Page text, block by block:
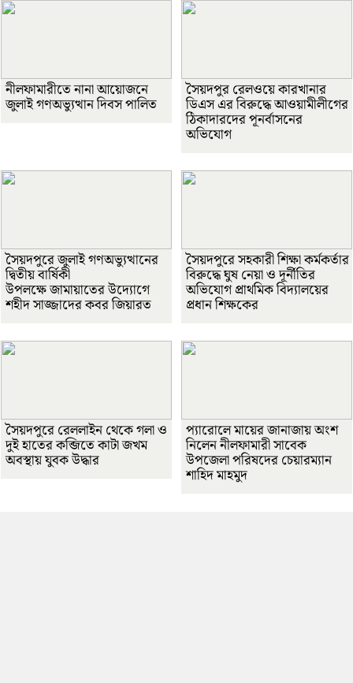
নীলফামারীতে নানা আয়োজনে
জুলাই গণঅভ্যুত্থান দিবস পালিত
সৈয়দপুর রেলওয়ে কারখানার
ডিএস এর বিরুদ্ধে আওয়ামীলীগের
ঠিকাদারদের পূনর্বাসনের
অভিযোগ
সৈয়দপুরে জুলাই গণঅভ্যুত্থানের
দ্বিতীয় বার্ষিকী
উপলক্ষে জামায়াতের উদ্যোগে
শহীদ সাজ্জাদের কবর জিয়ারত
সৈয়দপুরে সহকারী শিক্ষা কর্মকর্তার
বিরুদ্ধে ঘুষ নেয়া ও দূর্নীতির
অভিযোগ প্রাথমিক বিদ্যালয়ের
প্রধান শিক্ষকের
সৈয়দপুরে রেললাইন থেকে গলা ও
দুই হাতের কব্জিতে কাটা জখম
অবস্থায় যুবক উদ্ধার
প্যারোলে মায়ের জানাজায় অংশ
নিলেন নীলফামারী সাবেক
উপজেলা পরিষদের চেয়ারম্যান
শাহিদ মাহমুদ